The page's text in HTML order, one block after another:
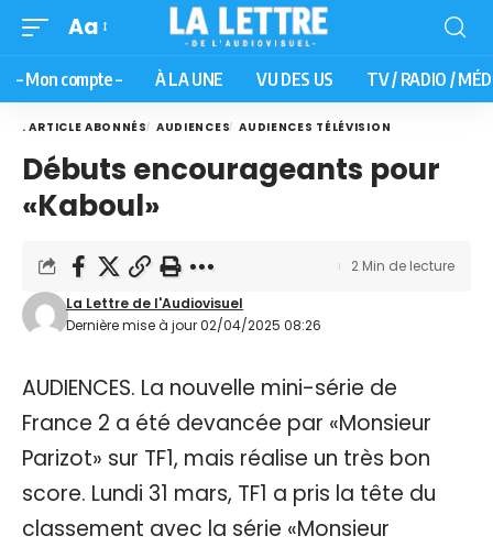
Aa
– Mon compte – À LA UNE VU DES US TV / RADIO /
. ARTICLE ABONNÉS AUDIENCES AUDIENCES TÉLÉVISION
Débuts encourageants pour
«Kaboul»
Dernière mise à jour 02/04/2025 08:26
La Lettre de l'Audiovisuel
2 Min de lecture
AUDIENCES. La nouvelle mini-série de
France 2 a été devancée par «Monsieur
Parizot» sur TF1, mais réalise un très bon
score. Lundi 31 mars, TF1 a pris la tête du
classement avec la série «Monsieur